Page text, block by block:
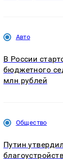
Авто
В России
бюджетного
млн рублей
Общество
Путин